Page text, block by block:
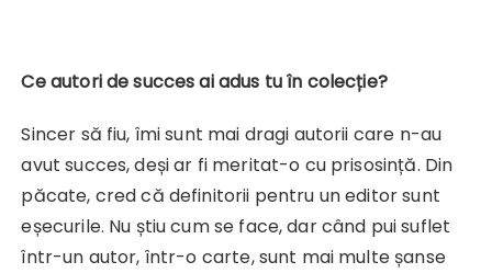
Ce autori de succes ai adus tu în colecție?
Sincer să fiu, îmi sunt mai dragi autorii care n-au
avut succes, deși ar fi meritat-o cu prisosință. Din
păcate, cred că definitorii pentru un editor sunt
eșecurile. Nu știu cum se face, dar când pui suflet
într-un autor, într-o carte, sunt mai multe șanse